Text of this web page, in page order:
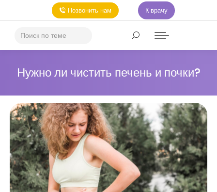
Позвонить нам К врачу
Нужно ли чистить печень и почки?